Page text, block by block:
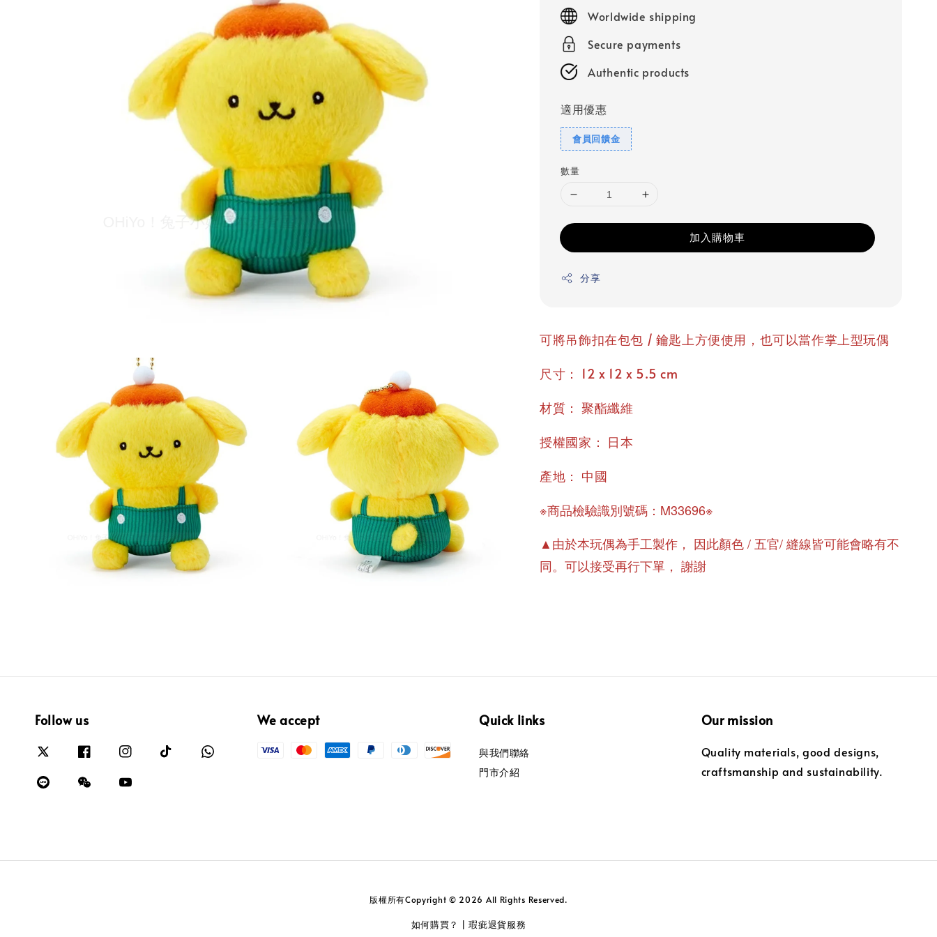
priceWorldwide shipping
Secure payments
Authentic products
適用優惠
會員回饋金
數量
加入購物車
分享
可將吊飾扣在包包 / 鑰匙上方便使用，也可以當作掌上型玩偶
尺寸 ： 12 x 12 x 5.5 cm
材質 ： 聚酯纖維
授權國家 ： 日本
產地 ： 中國
※商品檢驗識別號碼：M33696※
▲由於本玩偶為手工製作， 因此顏色 / 五官/ 縫線皆可能會略有不
同。可以接受再行下單， 謝謝
Follow us We accept Quick links
與我們聯絡
門市介紹
Our mission
Quality materials, good designs,
craftsmanship and sustainability.
版權所有Copyright © 2026 All Rights Reserved.
如何購買？ |瑕疵退貨服務